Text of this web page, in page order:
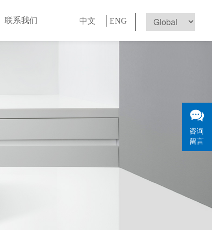
联系我们 中文 ENG
咨询
留言